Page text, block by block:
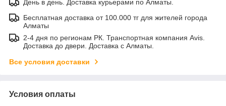
День в день. Доставка курьерами по Алматы.
Бесплатная доставка от 100.000 тг для жителей города
Алматы
2-4 дня по регионам РК. Транспортная компания Avis.
Доставка до двери. Доставка с Алматы.
Все условия доставки
Условия оплаты